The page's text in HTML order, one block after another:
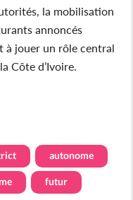
la mobilisation
annoncés
à jouer un rôle central
Côte d’Ivoire.
autonome
futur